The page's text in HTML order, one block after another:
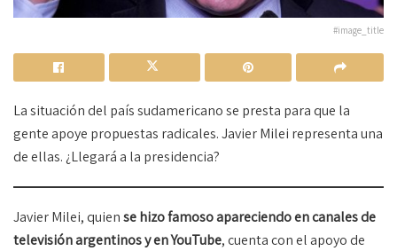
#image_title
La situación del país sudamericano se presta para que la
gente apoye propuestas radicales. Javier Milei representa una
de ellas. ¿Llegará a la presidencia?
Javier Milei, quiense hizo famoso apareciendo en canales de
televisión argentinos y en YouTube, cuenta con el apoyo de